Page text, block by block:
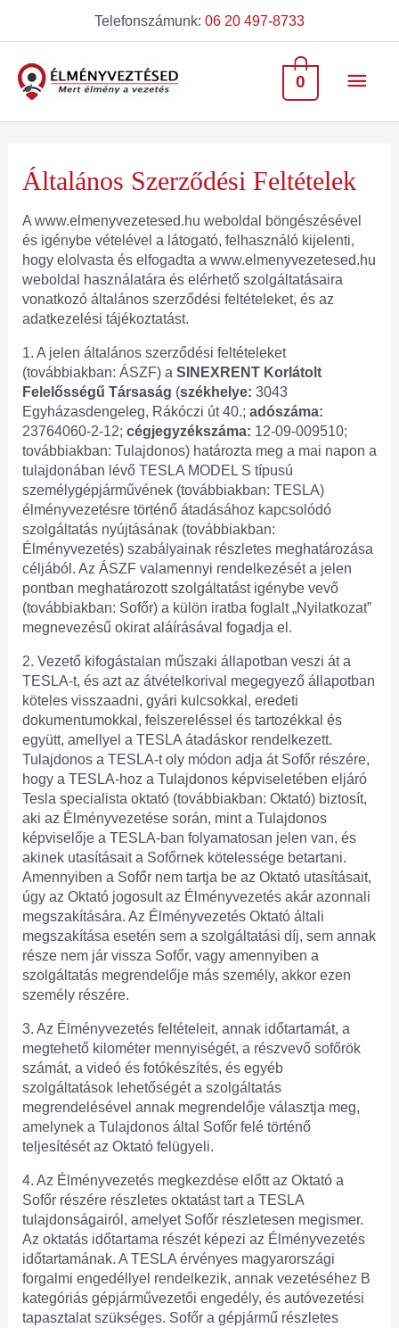
Telefonszámunk: 06 20 497-8733
0
Általános Szerződési Feltételek
A www.elmenyvezetesed.hu weboldal böngészésével
és igénybe vételével a látogató, felhasználó kijelenti,
hogy elolvasta és elfogadta a www.elmenyvezetesed.hu
weboldal használatára és elérhető szolgáltatásaira
vonatkozó általános szerződési feltételeket, és az
adatkezelési tájékoztatást.
1. A jelen általános szerződési feltételeket
(továbbiakban: ÁSZF) a SINEXRENT Korlátolt
Felelősségű Társaság (székhelye: 3043
Egyházasdengeleg, Rákóczi út 40.; adószáma:
23764060-2-12; cégjegyzékszáma: 12-09-009510;
továbbiakban: Tulajdonos) határozta meg a mai napon a
tulajdonában lévő TESLA MODEL S típusú
személygépjárművének (továbbiakban: TESLA)
élményvezetésre történő átadásához kapcsolódó
szolgáltatás nyújtásának (továbbiakban:
Élményvezetés) szabályainak részletes meghatározása
céljából. Az ÁSZF valamennyi rendelkezését a jelen
pontban meghatározott szolgáltatást igénybe vevő
(továbbiakban: Sofőr) a külön iratba foglalt „Nyilatkozat”
megnevezésű okirat aláírásával fogadja el.
2. Vezető kifogástalan műszaki állapotban veszi át a
TESLA-t, és azt az átvételkorival megegyező állapotban
köteles visszaadni, gyári kulcsokkal, eredeti
dokumentumokkal, felszereléssel és tartozékkal és
együtt, amellyel a TESLA átadáskor rendelkezett.
Tulajdonos a TESLA-t oly módon adja át Sofőr részére,
hogy a TESLA-hoz a Tulajdonos képviseletében eljáró
Tesla specialista oktató (továbbiakban: Oktató) biztosít,
aki az Élményvezetése során, mint a Tulajdonos
képviselője a TESLA-ban folyamatosan jelen van, és
akinek utasításait a Sofőrnek kötelessége betartani.
Amennyiben a Sofőr nem tartja be az Oktató utasításait,
úgy az Oktató jogosult az Élményvezetés akár azonnali
megszakítására. Az Élményvezetés Oktató általi
megszakítása esetén sem a szolgáltatási díj, sem annak
része nem jár vissza Sofőr, vagy amennyiben a
szolgáltatás megrendelője más személy, akkor ezen
személy részére.
3. Az Élményvezetés feltételeit, annak időtartamát, a
megtehető kilométer mennyiségét, a részvevő sofőrök
számát, a videó és fotókészítés, és egyéb
szolgáltatások lehetőségét a szolgáltatás
megrendelésével annak megrendelője választja meg,
amelynek a Tulajdonos által Sofőr felé történő
teljesítését az Oktató felügyeli.
4. Az Élményvezetés megkezdése előtt az Oktató a
Sofőr részére részletes oktatást tart a TESLA
tulajdonságairól, amelyet Sofőr részletesen megismer.
Az oktatás időtartama részét képezi az Élményvezetés
időtartamának. A TESLA érvényes magyarországi
forgalmi engedéllyel rendelkezik, annak vezetéséhez B
kategóriás gépjárművezetői engedély, és autóvezetési
tapasztalat szükséges. Sofőr a gépjármű részletes